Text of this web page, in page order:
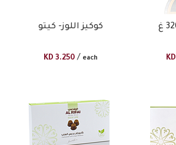
كوكيز اللوز- كيتو
KD 3.250 / each KD